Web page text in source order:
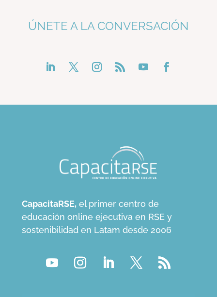
ÚNETE A LA CONVERSACIÓN
CapacitaRSE, el primer centro de
educación online ejecutiva en RSE y
sostenibilidad en Latam desde 2006